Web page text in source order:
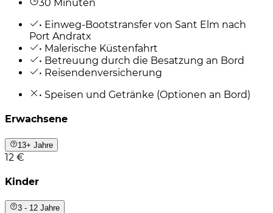
30 Minuten
• Einweg-Bootstransfer von Sant Elm nach
Port Andratx
• Malerische Küstenfahrt
• Betreuung durch die Besatzung an Bord
• Reisendenversicherung
• Speisen und Getränke (Optionen an Bord)
Erwachsene
13+ Jahre
12 €
Kinder
3 - 12 Jahre